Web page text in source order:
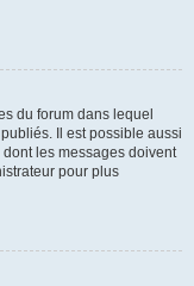
du forum dans lequel
Il est possible aussi
les messages doivent
pour plus